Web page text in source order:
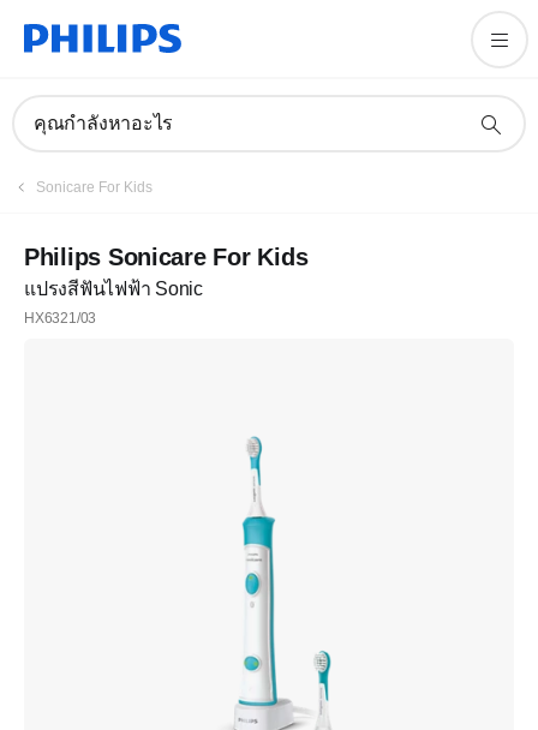
คุณกำลังหาอะไร
Sonicare For Kids
Philips Sonicare For Kids
แปรงสีฟันไฟฟ้า Sonic
HX6321/03